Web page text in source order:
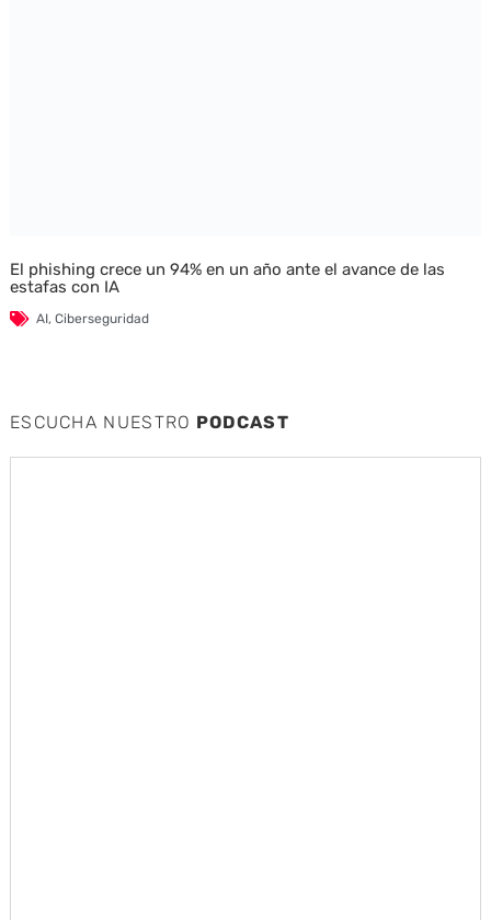
El phishing crece un 94% en un año ante el avance de las
estafas con IA
AI, Ciberseguridad
ESCUCHA NUESTRO PODCAST